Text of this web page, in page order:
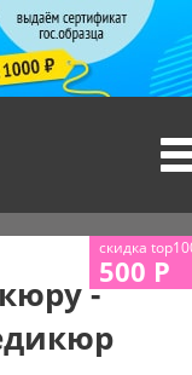
скидка
500 Р
-